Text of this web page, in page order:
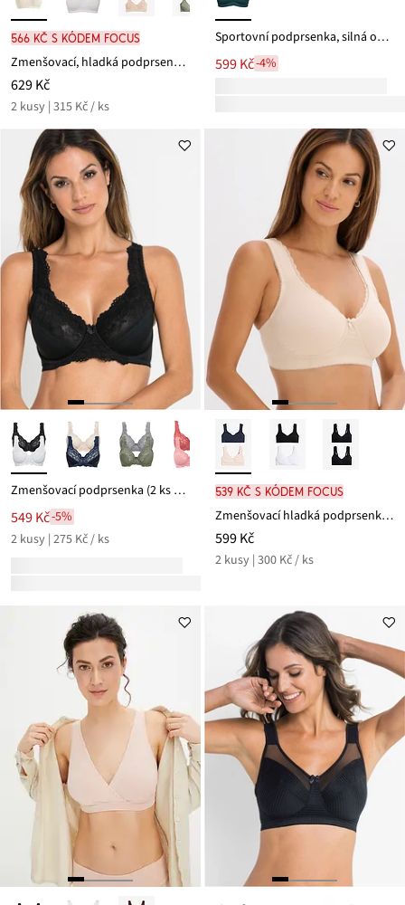
566 Kč s kódem FOCUS
Zmenšovací, hladká podprsenka bez kostic, s organickou bavlnou (2 ks v balení)
629 Kč
2 kusy | 315 Kč / ks
Sportovní podprsenka, silná opora
599 Kč-4%
Zmenšovací podprsenka (2 ks v balení)
549 Kč-5%
2 kusy | 275 Kč / ks
539 Kč s kódem FOCUS
Zmenšovací hladká podprsenka bez kostic, s organickou bavlnou (2 ks v balení)
599 Kč
2 kusy | 300 Kč / ks